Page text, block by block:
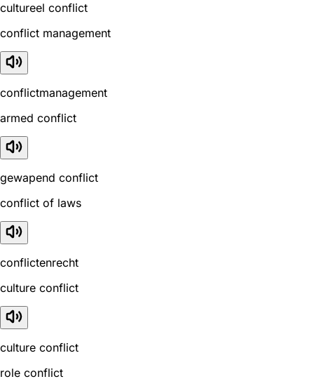
cultureel conflict
conflict management
conflictmanagement
armed conflict
gewapend conflict
conflict of laws
conflictenrecht
culture conflict
culture conflict
role conflict